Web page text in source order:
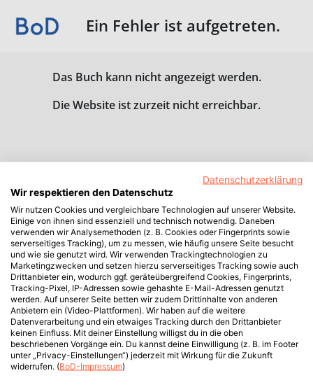
Ein Fehler ist aufgetreten.
Das Buch kann nicht angezeigt werden.
Die Website ist zurzeit nicht erreichbar.
Datenschutzerklärung
Wir respektieren den Datenschutz
Wir nutzen Cookies und vergleichbare Technologien auf unserer Website.
Einige von ihnen sind essenziell und technisch notwendig. Daneben
verwenden wir Analysemethoden (z. B. Cookies oder Fingerprints sowie
serverseitiges Tracking), um zu messen, wie häufig unsere Seite besucht
und wie sie genutzt wird. Wir verwenden Trackingtechnologien zu
Marketingzwecken und setzen hierzu serverseitiges Tracking sowie auch
Drittanbieter ein, wodurch ggf. geräteübergreifend Cookies, Fingerprints,
Tracking-Pixel, IP-Adressen sowie gehashte E-Mail-Adressen genutzt
werden. Auf unserer Seite betten wir zudem Drittinhalte von anderen
Anbietern ein (Video-Plattformen). Wir haben auf die weitere
Datenverarbeitung und ein etwaiges Tracking durch den Drittanbieter
keinen Einfluss. Mit deiner Einstellung willigst du in die oben
beschriebenen Vorgänge ein. Du kannst deine Einwilligung (z. B. im Footer
unter „Privacy-Einstellungen“) jederzeit mit Wirkung für die Zukunft
widerrufen. (BoD-Impressum)